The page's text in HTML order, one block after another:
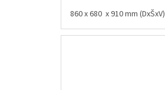
860 x 680 x 910 mm (DxŠxV)